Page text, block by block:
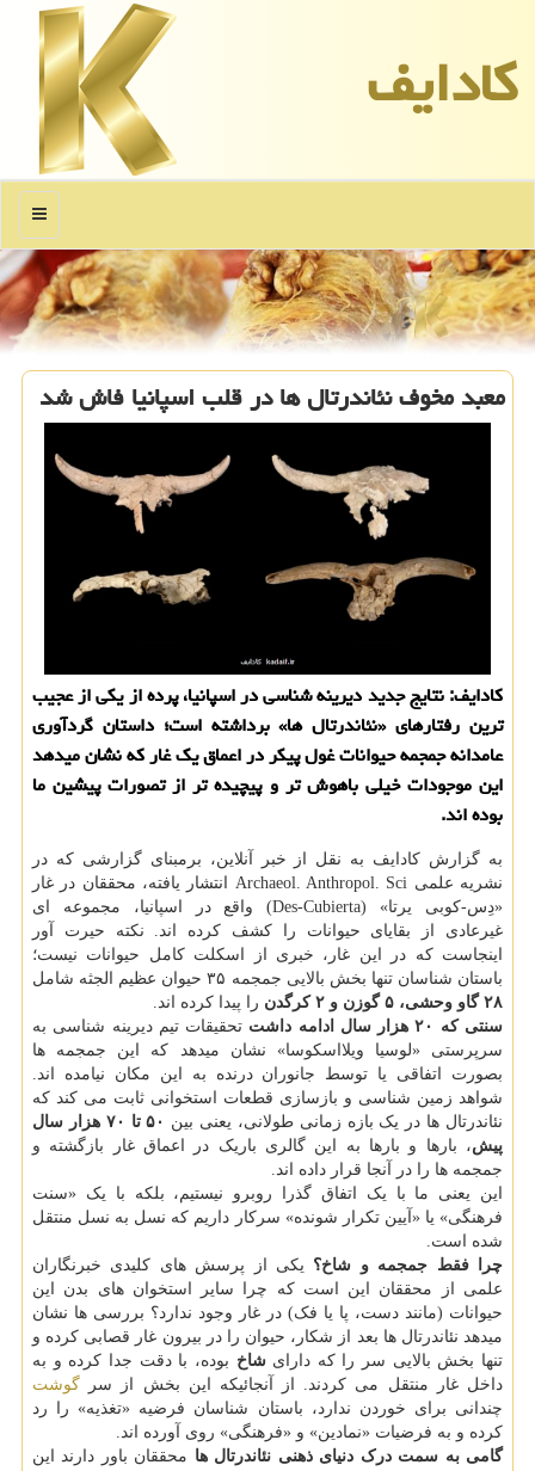
كادایف
منو
معبد مخوف نئاندرتال ها در قلب اسپانیا فاش شد
کادایف: نتایج جدید دیرینه شناسی در اسپانیا، پرده از یکی از عجیب
ترین رفتارهای «نئاندرتال ها» برداشته است؛ داستان گردآوری
عامدانه جمجمه حیوانات غول پیکر در اعماق یک غار که نشان میدهد
این موجودات خیلی باهوش تر و پیچیده تر از تصورات پیشین ما
بوده اند.
به گزارش کادایف به نقل از خبر آنلاین، برمبنای گزارشی که در
نشریه علمی Archaeol. Anthropol. Sci انتشار یافته، محققان در غار
«دِس-کوبی یرتا» (Des-Cubierta) واقع در اسپانیا، مجموعه ای
غیرعادی از بقایای حیوانات را کشف کرده اند. نکته حیرت آور
اینجاست که در این غار، خبری از اسکلت کامل حیوانات نیست؛
باستان شناسان تنها بخش بالایی جمجمه ۳۵ حیوان عظیم الجثه شامل
۲۸ گاو وحشی، ۵ گوزن و ۲ کرگدن
را پیدا کرده اند.
سنتی که ۲۰ هزار سال ادامه داشت
تحقیقات تیم دیرینه شناسی به
سرپرستی «لوسیا ویلااسکوسا» نشان میدهد که این جمجمه ها
بصورت اتفاقی یا توسط جانوران درنده به این مکان نیامده اند.
شواهد زمین شناسی و بازسازی قطعات استخوانی ثابت می کند که
نئاندرتال ها در یک بازه زمانی طولانی، یعنی بین
۵۰ تا ۷۰ هزار سال
پیش، بارها و بارها به این گالری باریک در اعماق غار بازگشته و
جمجمه ها را در آنجا قرار داده اند.
این یعنی ما با یک اتفاق گذرا روبرو نیستیم، بلکه با یک «سنت
فرهنگی» یا «آیین تکرار شونده» سرکار داریم که نسل به نسل منتقل
شده است.
چرا فقط جمجمه و شاخ؟ یکی از پرسش های کلیدی خبرنگاران
علمی از محققان این است که چرا سایر استخوان های بدن این
حیوانات (مانند دست، پا یا فک) در غار وجود ندارد؟ بررسی ها نشان
میدهد نئاندرتال ها بعد از شکار، حیوان را در بیرون غار قصابی کرده و
تنها بخش بالایی سر را که دارایشاخ بوده، با دقت جدا کرده و به
داخل غار منتقل می کردند. از آنجائیکه این بخش از سر گوشت
چندانی برای خوردن ندارد، باستان شناسان فرضیه «تغذیه» را رد
کرده و به فرضیات «نمادین» و «فرهنگی» روی آورده اند.
گامی به سمت درک دنیای ذهنی نئاندرتال ها محققان باور دارند این